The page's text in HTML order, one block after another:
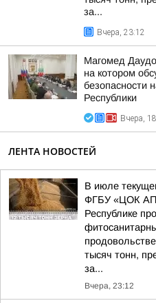
за...
Вчера, 23:12
Магомед
на котором
безопасности
Республики
Вчера,
ЛЕНТА НОВОСТЕЙ
В июле
ФГБУ «ЦОК
Республике
тысяч тонн,
за...
Вчера, 23:12